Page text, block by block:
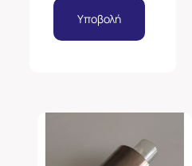
Υποβολή